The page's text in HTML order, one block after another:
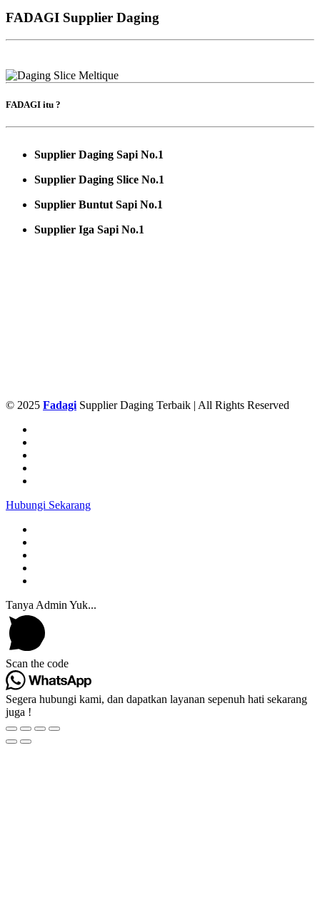
FADAGI Supplier Daging
FADAGI itu ?
Supplier Daging Sapi No.1
Supplier Daging Slice No.1
Supplier Buntut Sapi No.1
Supplier Iga Sapi No.1
© 2025 Fadagi Supplier Daging Terbaik | All Rights Reserved
Hubungi Sekarang
Tanya Admin Yuk...
Scan the code
Segera hubungi kami, dan dapatkan layanan sepenuh hati sekarang
juga !